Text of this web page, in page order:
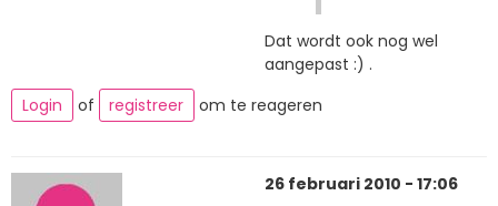
Dat wordt ook nog wel
aangepast :) .
Login
of registreer om te reageren
26 februari 2010 - 17:06